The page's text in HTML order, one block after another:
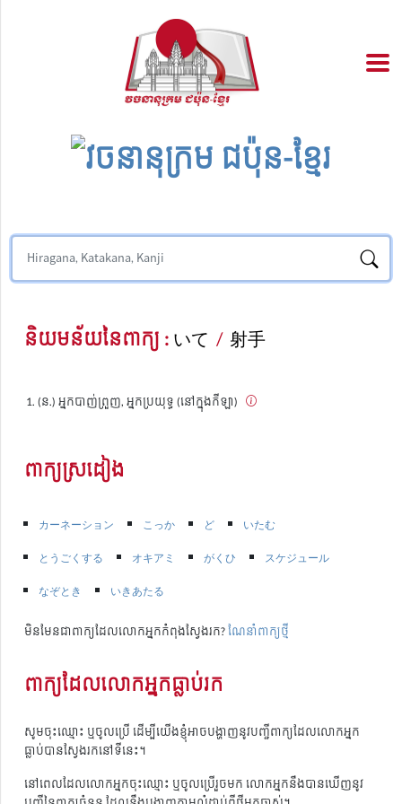
និយមន័យនៃពាក្យ :いて / 射手
(ន.) អ្នកបាញ់ព្រួញ, អ្នកប្រយុទ្ធ (នៅក្នុងកីឡា)
ពាក្យស្រដៀង
カーネーション こっか ど
いたむ
とうごくする
オキアミ がくひ
スケジュール
なぞとき
いきあたる
មិនមែនជាពាក្យដែលលោកអ្នកកំពុងស្វែងរក?ណែនាំពាក្យថ្មី
ពាក្យដែលលោកអ្នកធ្លាប់រក
សូមចុះឈ្មោះ ឬចូលប្រើ ដើម្បីយើងខ្ញុំអាចបង្ហាញនូវបញ្ជីពាក្យដែលលោកអ្នក
ធ្លាប់បានស្វែងរកនៅទីនេះ។
នៅពេលដែលលោកអ្នកចុះឈ្មោះ ឬចូលប្រើរួចមក លោកអ្នកនឹងបានឃើញនូវ